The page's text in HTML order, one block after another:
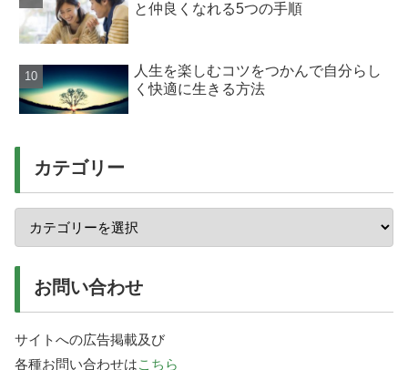
と仲良くなれる5つの手順
人生を楽しむコツをつかんで自分らし
く快適に生きる方法
カテゴリー
お問い合わせ
サイトへの広告掲載及び
各種お問い合わせはこちら